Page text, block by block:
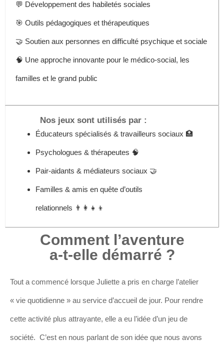
💬 Développement des habiletés sociales
🎯 Outils pédagogiques et thérapeutiques
🤝 Soutien aux personnes en difficulté psychique et sociale
🧠 Une approche innovante pour le médico-social, les
familles et le grand public
Nos jeux sont utilisés par :
Éducateurs spécialisés & travailleurs sociaux 🏥
Psychologues & thérapeutes 🧠
Pair-aidants & médiateurs sociaux 🤝
Familles & amis en quête d’outils
relationnels 👨‍👩‍👧‍👦
Comment l’aventure
a-t-elle démarré ?
Tout a commencé lorsque Juliette a pris en charge l’atelier
« vie quotidienne » au service d’accueil de jour. Pour rendre
cette activité plus attrayante, elle a eu l’idée d’un jeu de
société. C’est en nous parlant de son idée que nous avons